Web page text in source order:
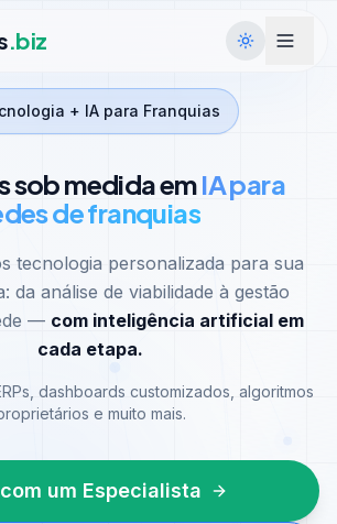
.biz
+ IA para Franquias
sob medida emIA para
de franquias
tecnologia personalizada para sua
da análise de viabilidade à gestão
— com inteligência artificial em
cada etapa.
dashboards customizados, algoritmos
e muito mais.
um Especialista